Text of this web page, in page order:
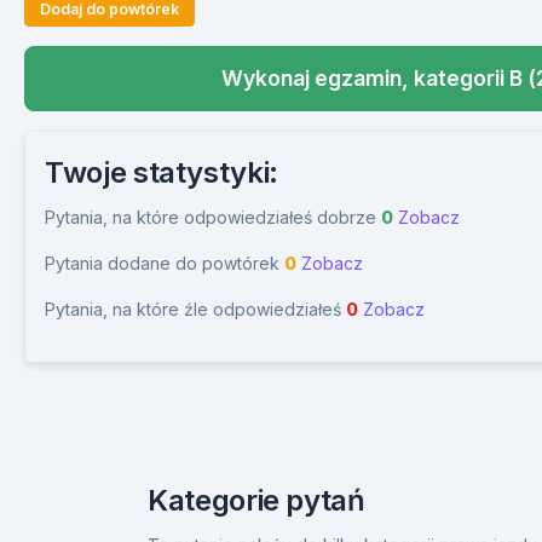
Dodaj do powtórek
Wykonaj egzamin, kategorii B
Twoje statystyki:
Pytania, na które odpowiedziałeś dobrze 0 Zobacz
Pytania dodane do powtórek 0 Zobacz
Pytania, na które źle odpowiedziałeś 0 Zobacz
Kategorie pytań